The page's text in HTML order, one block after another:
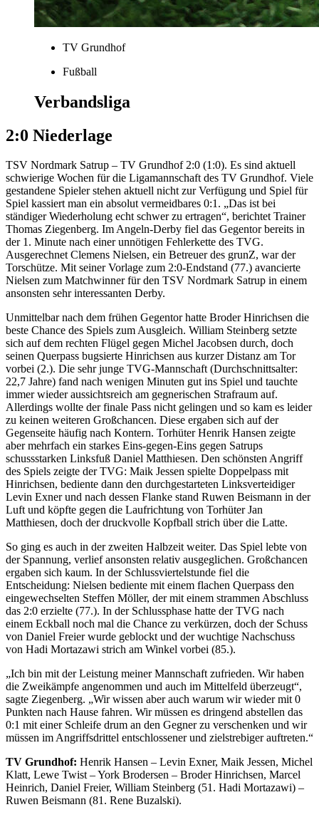
TV Grundhof
Fußball
Verbandsliga
2:0 Niederlage
TSV Nordmark Satrup – TV Grundhof 2:0 (1:0). Es sind aktuell
schwierige Wochen für die Ligamannschaft des TV Grundhof. Viele
gestandene Spieler stehen aktuell nicht zur Verfügung und Spiel für
Spiel kassiert man ein absolut vermeidbares 0:1. „Das ist bei
ständiger Wiederholung echt schwer zu ertragen“, berichtet Trainer
Thomas Ziegenberg. Im Angeln-Derby fiel das Gegentor bereits in
der 1. Minute nach einer unnötigen Fehlerkette des TVG.
Ausgerechnet Clemens Nielsen, ein Betreuer des grunZ, war der
Torschütze. Mit seiner Vorlage zum 2:0-Endstand (77.) avancierte
Nielsen zum Matchwinner für den TSV Nordmark Satrup in einem
ansonsten sehr interessanten Derby.
Unmittelbar nach dem frühen Gegentor hatte Broder Hinrichsen die
beste Chance des Spiels zum Ausgleich. William Steinberg setzte
sich auf dem rechten Flügel gegen Michel Jacobsen durch, doch
seinen Querpass bugsierte Hinrichsen aus kurzer Distanz am Tor
vorbei (2.). Die sehr junge TVG-Mannschaft (Durchschnittsalter:
22,7 Jahre) fand nach wenigen Minuten gut ins Spiel und tauchte
immer wieder aussichtsreich am gegnerischen Strafraum auf.
Allerdings wollte der finale Pass nicht gelingen und so kam es leider
zu keinen weiteren Großchancen. Diese ergaben sich auf der
Gegenseite häufig nach Kontern. Torhüter Henrik Hansen zeigte
aber mehrfach ein starkes Eins-gegen-Eins gegen Satrups
schussstarken Linksfuß Daniel Matthiesen. Den schönsten Angriff
des Spiels zeigte der TVG: Maik Jessen spielte Doppelpass mit
Hinrichsen, bediente dann den durchgestarteten Linksverteidiger
Levin Exner und nach dessen Flanke stand Ruwen Beismann in der
Luft und köpfte gegen die Laufrichtung von Torhüter Jan
Matthiesen, doch der druckvolle Kopfball strich über die Latte.
So ging es auch in der zweiten Halbzeit weiter. Das Spiel lebte von
der Spannung, verlief ansonsten relativ ausgeglichen. Großchancen
ergaben sich kaum. In der Schlussviertelstunde fiel die
Entscheidung: Nielsen bediente mit einem flachen Querpass den
eingewechselten Steffen Möller, der mit einem strammen Abschluss
das 2:0 erzielte (77.). In der Schlussphase hatte der TVG nach
einem Eckball noch mal die Chance zu verkürzen, doch der Schuss
von Daniel Freier wurde geblockt und der wuchtige Nachschuss
von Hadi Mortazawi strich am Winkel vorbei (85.).
„Ich bin mit der Leistung meiner Mannschaft zufrieden. Wir haben
die Zweikämpfe angenommen und auch im Mittelfeld überzeugt“,
sagte Ziegenberg. „Wir wissen aber auch warum wir wieder mit 0
Punkten nach Hause fahren. Wir müssen es dringend abstellen das
0:1 mit einer Schleife drum an den Gegner zu verschenken und wir
müssen im Angriffsdrittel entschlossener und zielstrebiger auftreten.“
TV Grundhof: Henrik Hansen – Levin Exner, Maik Jessen, Michel
Klatt, Lewe Twist – York Brodersen – Broder Hinrichsen, Marcel
Heinrich, Daniel Freier, William Steinberg (51. Hadi Mortazawi) –
Ruwen Beismann (81. Rene Buzalski).